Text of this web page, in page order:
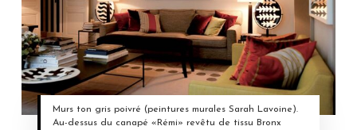
Murs ton gris poivré (peintures murales Sarah Lavoine).
Au-dessus du canapé «Rémi» revêtu de tissu Bronx